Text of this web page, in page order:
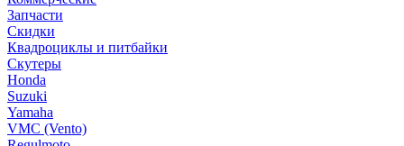
Запчасти
Скидки
Квадроциклы и питбайки
Скутеры
Honda
Suzuki
Yamaha
VMC (Vento)